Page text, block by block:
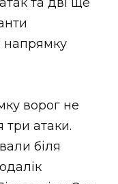
напрямку
ворог не
три атаки.
біля